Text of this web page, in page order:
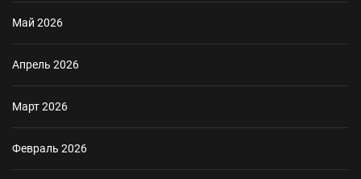
Май 2026
Апрель 2026
Март 2026
Февраль 2026